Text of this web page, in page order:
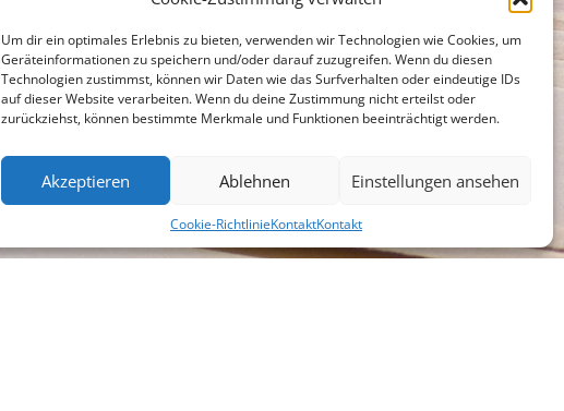
Um dir ein optimales Erlebnis zu bieten, verwenden wir Technologien wie Cookies, um
Geräteinformationen zu speichern und/oder darauf zuzugreifen. Wenn du diesen
Technologien zustimmst, können wir Daten wie das Surfverhalten oder eindeutige IDs
auf dieser Website verarbeiten. Wenn du deine Zustimmung nicht erteilst oder
zurückziehst, können bestimmte Merkmale und Funktionen beeinträchtigt werden.
Akzeptieren Ablehnen Einstellungen ansehen
Cookie-RichtlinieKontaktKontakt